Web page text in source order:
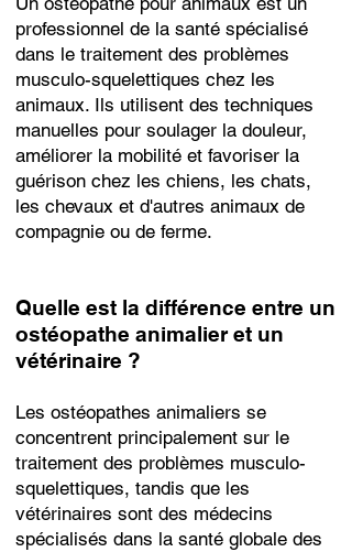
professionnel de la santé spécialisé
dans le traitement des problèmes
musculo-squelettiques chez les
animaux. Ils utilisent des techniques
manuelles pour soulager la douleur,
améliorer la mobilité et favoriser la
guérison chez les chiens, les chats,
les chevaux et d'autres animaux de
compagnie ou de ferme.
Quelle est la différence entre un
ostéopathe animalier et un
vétérinaire ?
Les ostéopathes animaliers se
concentrent principalement sur le
traitement des problèmes musculo-
squelettiques, tandis que les
vétérinaires sont des médecins
spécialisés dans la santé globale des